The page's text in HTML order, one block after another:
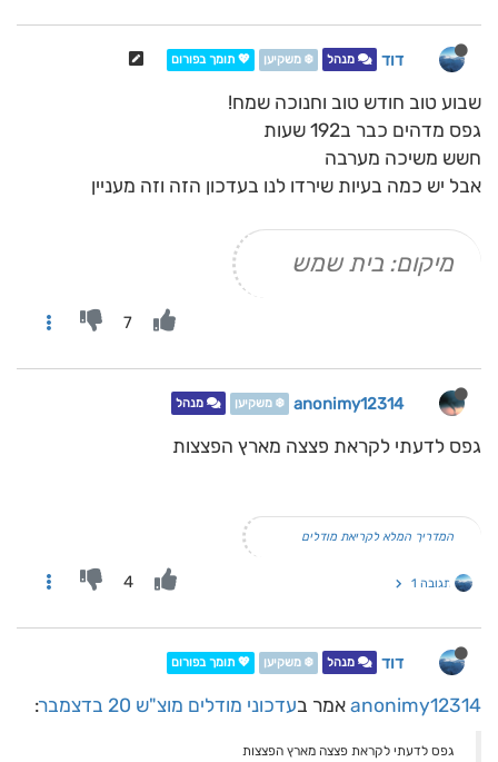
דוד מנהל ❄️ משקיען 💖 תומך בפורום
שבוע טוב חודש טוב וחנוכה שמח!
גפס מדהים כבר ב192 שעות
חשש משיכה מערבה
אבל יש כמה בעיות שירדו לנו בעדכון הזה וזה מעניין
מיקום: בית שמש
7
anonimy12314 ❄️ משקיען מנהל
גפס לדעתי לקראת פצצה מארץ הפצצות
המדריך המלא לקריאת מודלים
תגובה 1 4
דוד מנהל ❄️ משקיען 💖 תומך בפורום
anonimy12314 אמר בעדכוני מודלים מוצ"ש 20 בדצמבר :
גפס לדעתי לקראת פצצה מארץ הפצצות